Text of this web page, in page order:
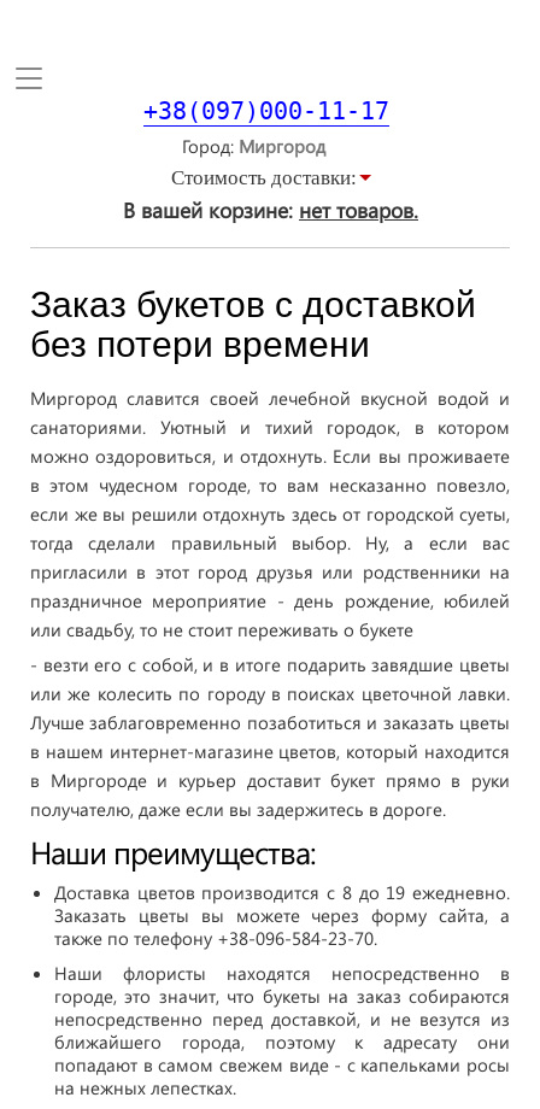
Toggle
+38(097)000-11-17
Город
Стоимость доставки:
В вашей корзине: нет товаров.
Заказ букетов с доставкой
без потери времени
Миргород славится своей лечебной вкусной водой и
санаториями. Уютный и тихий городок, в котором
можно оздоровиться, и отдохнуть. Если вы проживаете
в этом чудесном городе, то вам несказанно повезло,
если же вы решили отдохнуть здесь от городской суеты,
тогда сделали правильный выбор. Ну, а если вас
пригласили в этот город друзья или родственники на
праздничное мероприятие - день рождение, юбилей
или свадьбу, то не стоит переживать о букете
- везти его с собой, и в итоге подарить завядшие цветы
или же колесить по городу в поисках цветочной лавки.
Лучше заблаговременно позаботиться и заказать цветы
в нашем интернет-магазине цветов, который находится
в Миргороде и курьер доставит букет прямо в руки
получателю, даже если вы задержитесь в дороге.
Наши преимущества:
Доставка цветов производится с 8 до 19 ежедневно.
Заказать цветы вы можете через форму сайта, а
также по телефону +38-096-584-23-70.
Наши флористы находятся непосредственно в
городе, это значит, что букеты на заказ собираются
непосредственно перед доставкой, и не везутся из
ближайшего города, поэтому к адресату они
попадают в самом свежем виде - с капельками росы
на нежных лепестках.